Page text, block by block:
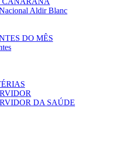
Aldir Blanc
DO MÊS
DA SAÚDE